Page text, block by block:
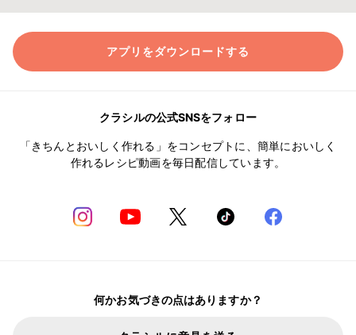
アプリをダウンロードする
クラシルの公式SNSをフォロー
「きちんとおいしく作れる」をコンセプトに、簡単においしく
作れるレシピ動画を毎日配信しています。
何かお気づきの点はありますか？